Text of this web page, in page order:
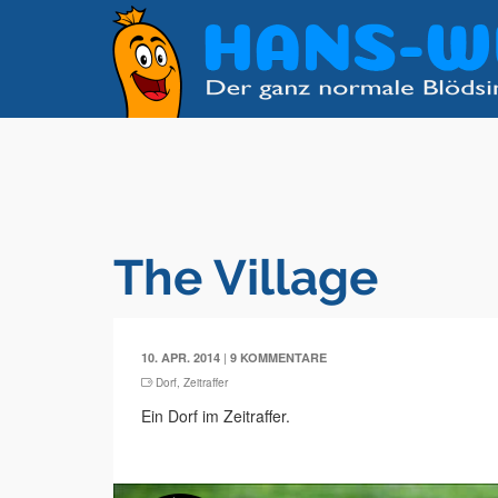
The Village
10. APR. 2014 | 9 KOMMENTARE
Dorf, Zeitraffer
Ein Dorf im Zeitraffer.